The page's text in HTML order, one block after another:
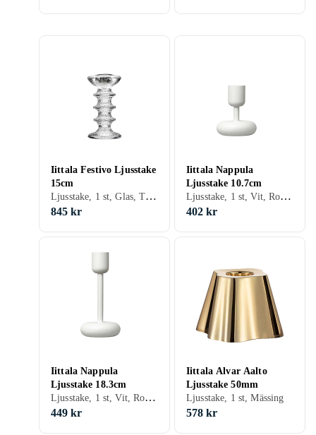
Iittala Festivo Ljusstake
15cm
Ljusstake, 1 st, Glas, Transparent
845 kr
Iittala Nappula
Ljusstake 10.7cm
Ljusstake, 1 st, Vit, Rostfri/krom, Silver, Aluminium, Grå/Antracit, Guld, Mässing
402 kr
Iittala Nappula
Ljusstake 18.3cm
Ljusstake, 1 st, Vit, Rostfri/krom, Svart, Silver, Aluminium, Grå/Antracit, Glas, Guld, Mässing
449 kr
Iittala Alvar Aalto
Ljusstake 50mm
Ljusstake, 1 st, Mässing
578 kr